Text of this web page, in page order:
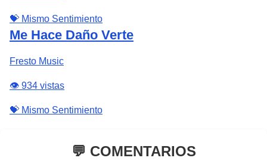
💝 Mismo Sentimiento
Me Hace Daño Verte
Fresto Music
👁️ 934 vistas
💝 Mismo Sentimiento
💬 COMENTARIOS